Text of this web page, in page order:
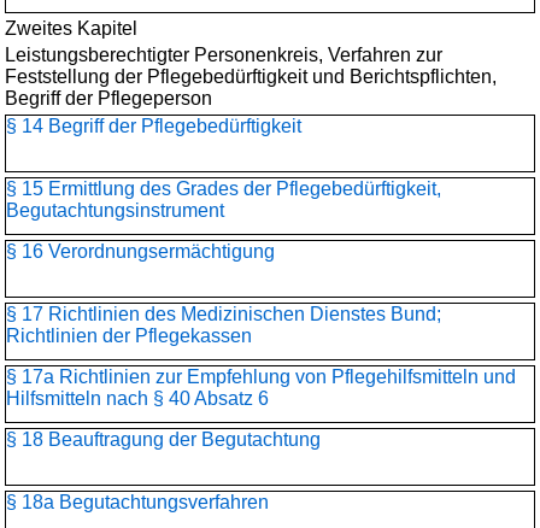
Zweites Kapitel
Leistungsberechtigter Personenkreis, Verfahren zur
Feststellung der Pflegebedürftigkeit und Berichtspflichten,
Begriff der Pflegeperson
§ 14 Begriff der Pflegebedürftigkeit
§ 15 Ermittlung des Grades der Pflegebedürftigkeit,
Begutachtungsinstrument
§ 16 Verordnungsermächtigung
§ 17 Richtlinien des Medizinischen Dienstes Bund;
Richtlinien der Pflegekassen
§ 17a Richtlinien zur Empfehlung von Pflegehilfsmitteln und
Hilfsmitteln nach § 40 Absatz 6
§ 18 Beauftragung der Begutachtung
§ 18a Begutachtungsverfahren